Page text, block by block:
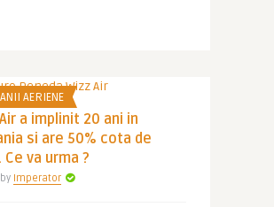
AERIENE
a implinit 20 ani in
si are 50% cota de
Ce va urma ?
Imperator